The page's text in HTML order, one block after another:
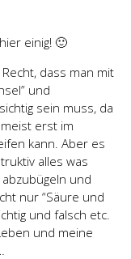
einig! 🙂
dass man mit
und
sein muss, da
erst im
kann. Aber es
alles was
und
nur “Säure und
und falsch etc.
und meine